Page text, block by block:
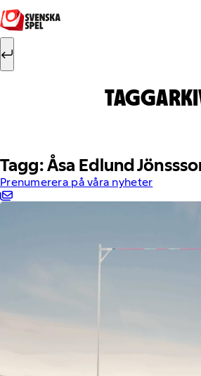
Hoppa till innehåll
Sök efter:
Tagg: Åsa Edlund
Prenumerera på våra nyheter